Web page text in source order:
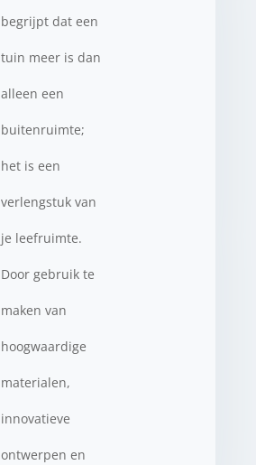
begrijpt dat een
tuin meer is dan
alleen een
buitenruimte;
het is een
verlengstuk van
je leefruimte.
Door gebruik te
maken van
hoogwaardige
materialen,
innovatieve
ontwerpen en